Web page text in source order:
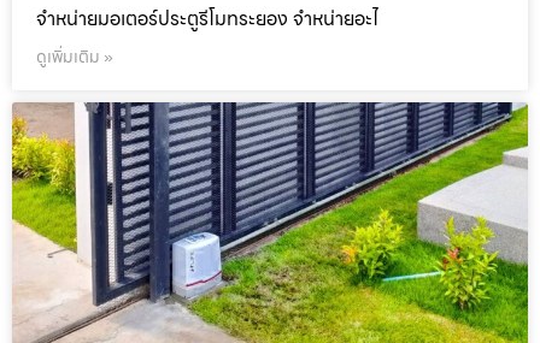
จำหน่ายมอเตอร์ประตูรีโมทระยอง จำหน่ายอะไ
ดูเพิ่มเติม »